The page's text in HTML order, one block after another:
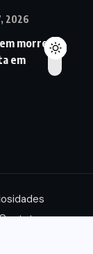
2026
morre
em